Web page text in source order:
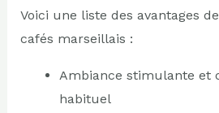
Voici une liste des avantages
cafés marseillais :
Ambiance stimulante et
habituel